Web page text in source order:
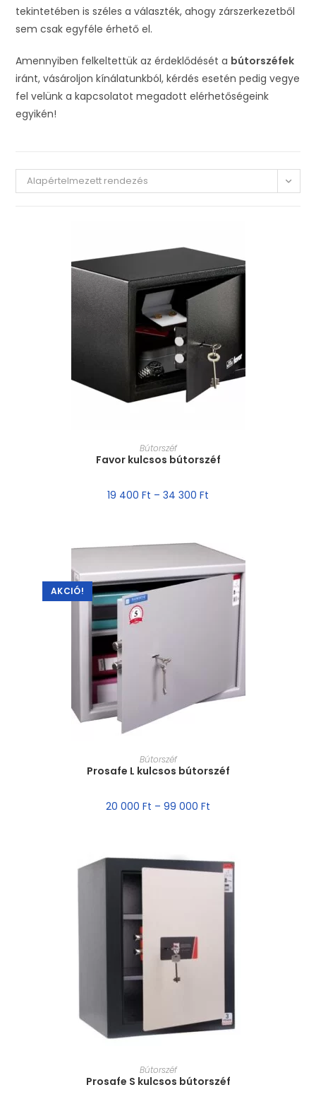
tekintetében is széles a választék, ahogy zárszerkezetből
sem csak egyféle érhető el.
Amennyiben felkeltettük az érdeklődését a bútorszéfek
iránt, vásároljon kínálatunkból, kérdés esetén pedig vegye
fel velünk a kapcsolatot megadott elérhetőségeink
egyikén!
Alapértelmezett rendezés
MÉRET VÁLASZTÁSA
Bútorszéf
Favor kulcsos bútorszéf
19 400 Ft – 34 300 Ft
AKCIÓ!
MÉRET VÁLASZTÁSA
Bútorszéf
Prosafe L kulcsos bútorszéf
20 000 Ft – 99 000 Ft
MÉRET VÁLASZTÁSA
Bútorszéf
Prosafe S kulcsos bútorszéf